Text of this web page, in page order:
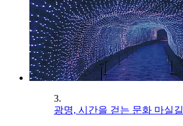
3.
광명, 시간을 걷는 문화 마실길